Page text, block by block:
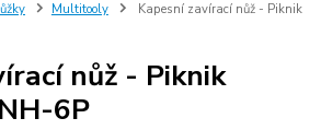
Multitooly
Kapesní zavírací nůž - Piknik
nůž - Piknik
6P